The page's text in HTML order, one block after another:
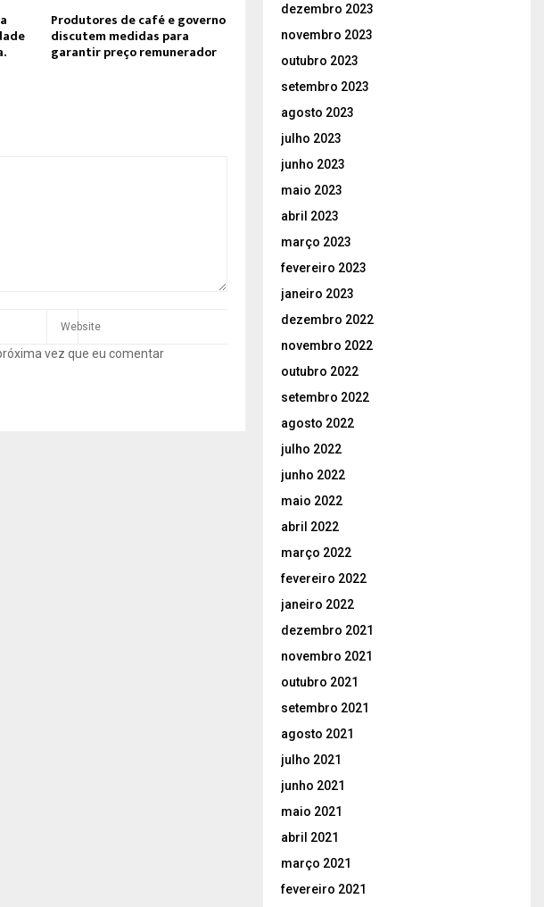
Produtores de café e governo
discutem medidas para
garantir preço remunerador
vez que eu comentar
dezembro 2023
novembro 2023
outubro 2023
setembro 2023
agosto 2023
julho 2023
junho 2023
maio 2023
abril 2023
março 2023
fevereiro 2023
janeiro 2023
dezembro 2022
novembro 2022
outubro 2022
setembro 2022
agosto 2022
julho 2022
junho 2022
maio 2022
abril 2022
março 2022
fevereiro 2022
janeiro 2022
dezembro 2021
novembro 2021
outubro 2021
setembro 2021
agosto 2021
julho 2021
junho 2021
maio 2021
abril 2021
março 2021
fevereiro 2021